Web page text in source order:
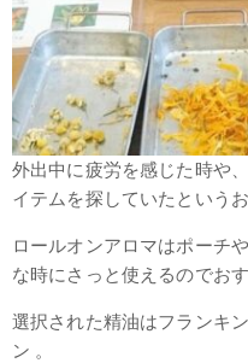
外出中に疲労を感じた時や
イテムを探していたというお
ロールオンアロマはポーチ
な時にさっと使えるのでおす
選択された精油はフランキ
ン 。